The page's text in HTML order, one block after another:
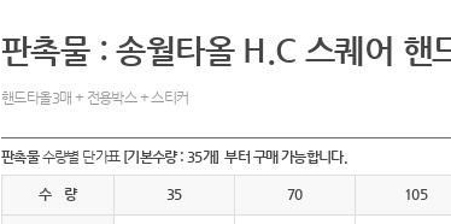
판촉물 : 송월타올 H.C 스퀘어 핸
핸드타올3매 + 전용박스 + 스티커
판촉물수량별 단가표 [기본수량 : 35개] 부터 구매 가능합니다.
수 량 35 70 105